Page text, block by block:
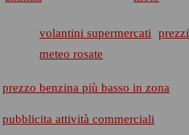
volantini supermercati
meteo rosate
prezzo benzina più basso in zona
pubblicita attività commerciali